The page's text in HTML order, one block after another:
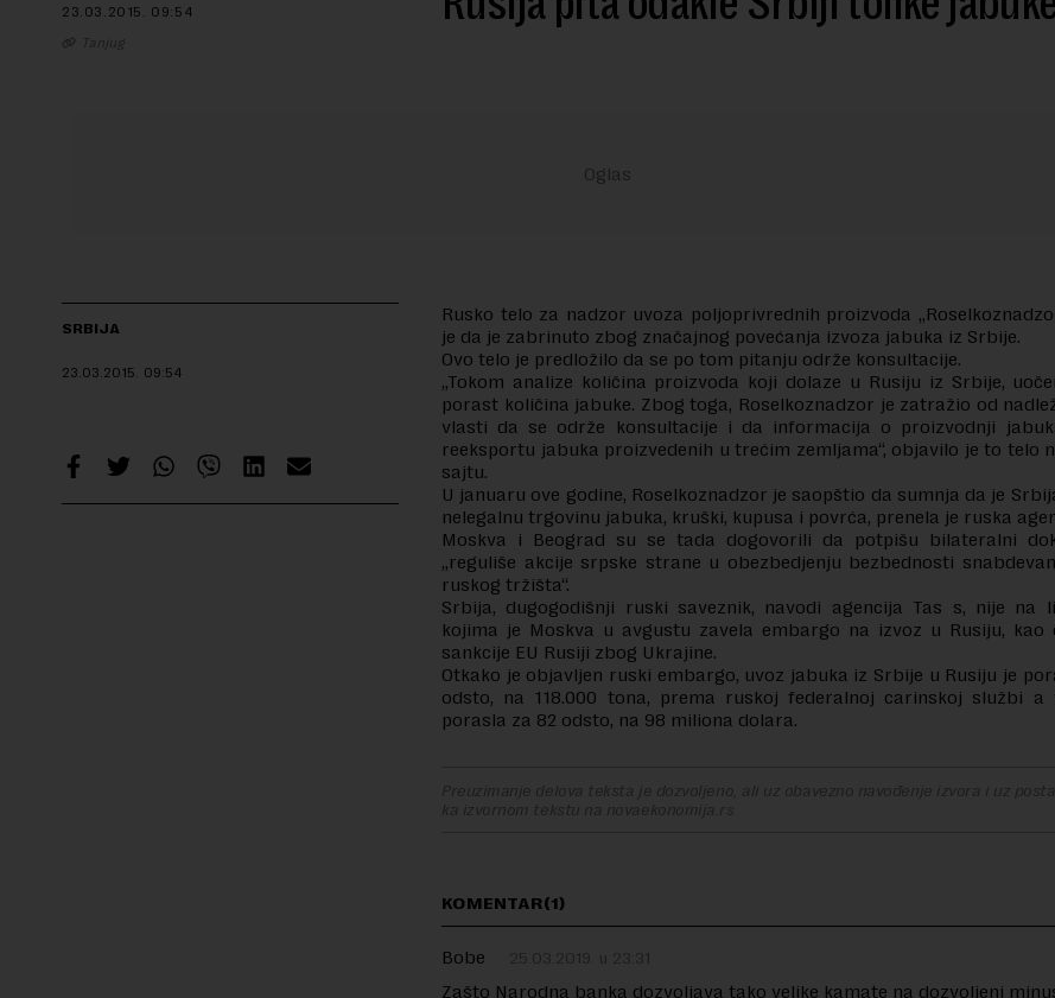
23.03.2015. 09:54
Tanjug
SRBIJA
23.03.2015. 09:54
Rusko telo za nadzor uvoza poljoprivrednih proizvoda
je da je zabrinuto zbog značajnog povećanja izvoza jabuka iz Srbije.
Ovo telo je predložilo da se po tom pitanju održe konsultacije.
„Tokom analize količina proizvoda koji dolaze u Rusiju iz Srbije,
porast količina jabuke. Zbog toga, Roselkoznadzor je zatražio od
vlasti da se održe konsultacije i da informacija o proizvodnji
reeksportu jabuka proizvedenih u trećim zemljama“, objavilo je to telo
sajtu.
U januaru ove godine, Roselkoznadzor je saopštio da sumnja da je
nelegalnu trgovinu jabuka, kruški, kupusa i povrća, prenela je ruska
Moskva i Beograd su se tada dogovorili da potpišu bilateralni
„reguliše akcije srpske strane u obezbedjenju bezbednosti
ruskog tržišta“.
Srbija, dugogodišnji ruski saveznik, navodi agencija Tas s, nije na
kojima je Moskva u avgustu zavela embargo na izvoz u Rusiju, kao
sankcije EU Rusiji zbog Ukrajine.
Otkako je objavljen ruski embargo, uvoz jabuka iz Srbije u Rusiju je
odsto, na 118.000 tona, prema ruskoj federalnoj carinskoj službi a
porasla za 82 odsto, na 98 miliona dolara.
Preuzimanje delova teksta je dozvoljeno, ali uz obavezno navođenje izvora i uz
ka izvornom tekstu na novaekonomija.rs
KOMENTAR(1)
Bobe 25.03.2019. u 23:31
Zašto Narodna banka dozvoljava tako velike kamate na dozvoljeni